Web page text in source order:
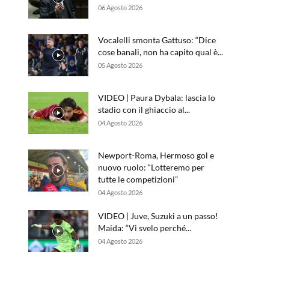
06 Agosto 2026
Vocalelli smonta Gattuso: “Dice
cose banali, non ha capito qual è...
05 Agosto 2026
VIDEO | Paura Dybala: lascia lo
stadio con il ghiaccio al...
04 Agosto 2026
Newport-Roma, Hermoso gol e
nuovo ruolo: “Lotteremo per
tutte le competizioni”
04 Agosto 2026
VIDEO | Juve, Suzuki a un passo!
Maida: “Vi svelo perché...
04 Agosto 2026